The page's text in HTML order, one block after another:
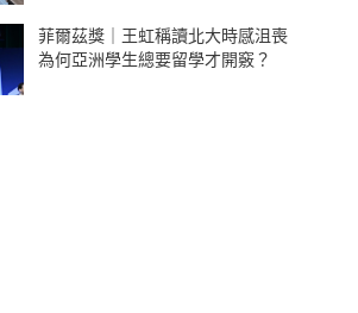
菲爾茲獎｜王虹稱讀北大時感沮喪
為何亞洲學生總要留學才開竅？